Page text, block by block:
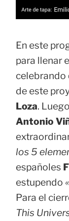
En este
para llenar
celebrando
de este
Loza.
Antonio
los 5
españoles
estupendo
Para el
This